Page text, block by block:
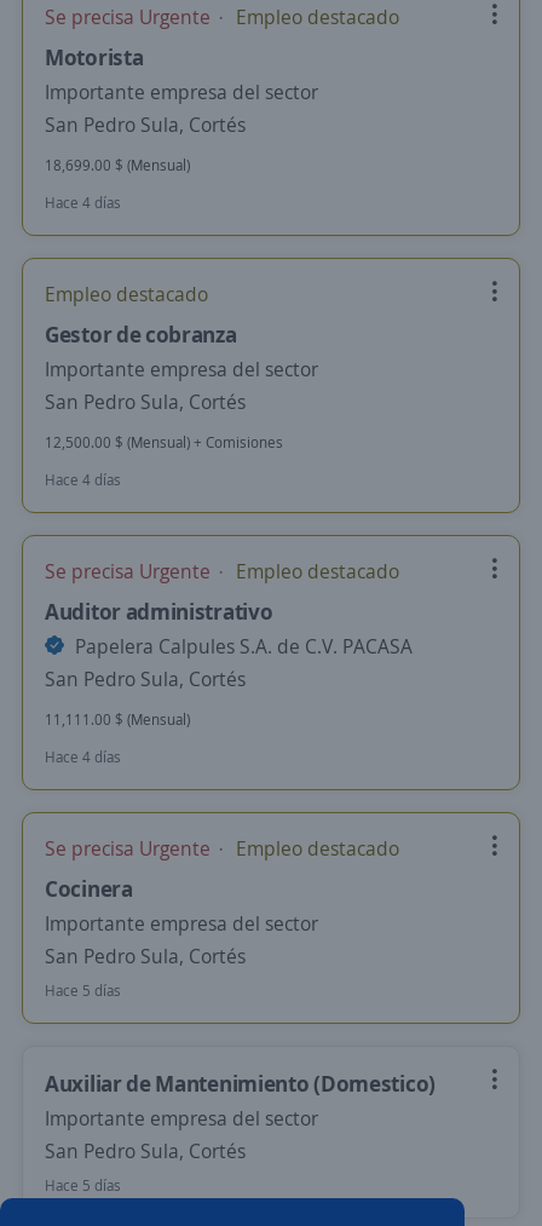
Se precisa Urgente Empleo destacado
Motorista
Importante empresa del sector
San Pedro Sula, Cortés
18,699.00 $ (Mensual)
Hace 4 días
Empleo destacado
Gestor de cobranza
Importante empresa del sector
San Pedro Sula, Cortés
12,500.00 $ (Mensual) + Comisiones
Hace 4 días
Se precisa Urgente Empleo destacado
Auditor administrativo
Papelera Calpules S.A. de C.V. PACASA
San Pedro Sula, Cortés
11,111.00 $ (Mensual)
Hace 4 días
Se precisa Urgente Empleo destacado
Cocinera
Importante empresa del sector
San Pedro Sula, Cortés
Hace 5 días
Auxiliar de Mantenimiento (Domestico)
Importante empresa del sector
San Pedro Sula, Cortés
Hace 5 días